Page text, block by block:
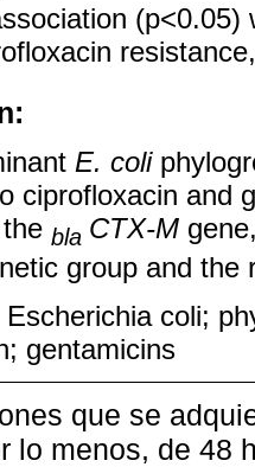
E. coli
ciprofloxacin and
bla CTX-M
group and the
Escherichia coli;
gentamicins
que se
lo menos, de 48